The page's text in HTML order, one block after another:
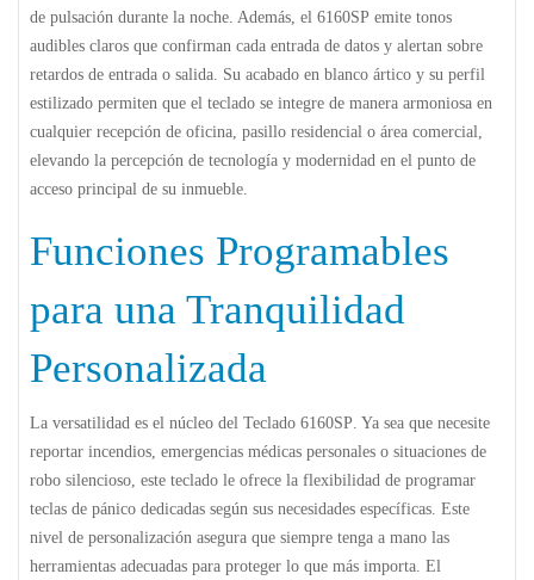
de pulsación durante la noche. Además, el 6160SP emite tonos
audibles claros que confirman cada entrada de datos y alertan sobre
retardos de entrada o salida. Su acabado en blanco ártico y su perfil
estilizado permiten que el teclado se integre de manera armoniosa en
cualquier recepción de oficina, pasillo residencial o área comercial,
elevando la percepción de tecnología y modernidad en el punto de
acceso principal de su inmueble.
Funciones Programables
para una Tranquilidad
Personalizada
La versatilidad es el núcleo del Teclado 6160SP . Ya sea que necesite
reportar incendios, emergencias médicas personales o situaciones de
robo silencioso, este teclado le ofrece la flexibilidad de programar
teclas de pánico dedicadas según sus necesidades específicas. Este
nivel de personalización asegura que siempre tenga a mano las
herramientas adecuadas para proteger lo que más importa. El